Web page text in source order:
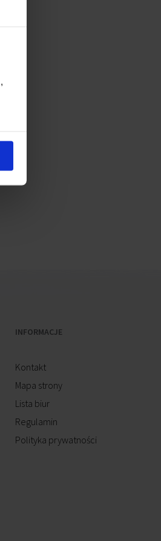
INFORMACJE
Kontakt
Mapa strony
Lista biur
Regulamin
Polityka prywatności